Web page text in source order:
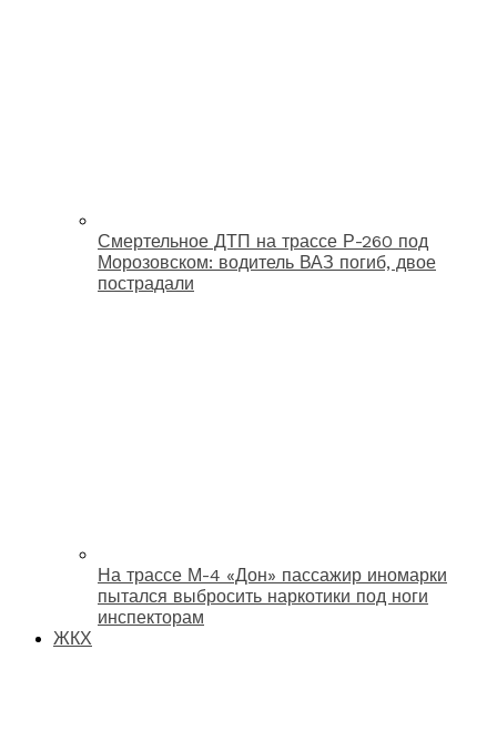
Смертельное ДТП на трассе Р-260 под
Морозовском: водитель ВАЗ погиб, двое
пострадали
На трассе М-4 «Дон» пассажир иномарки
пытался выбросить наркотики под ноги
инспекторам
ЖКХ